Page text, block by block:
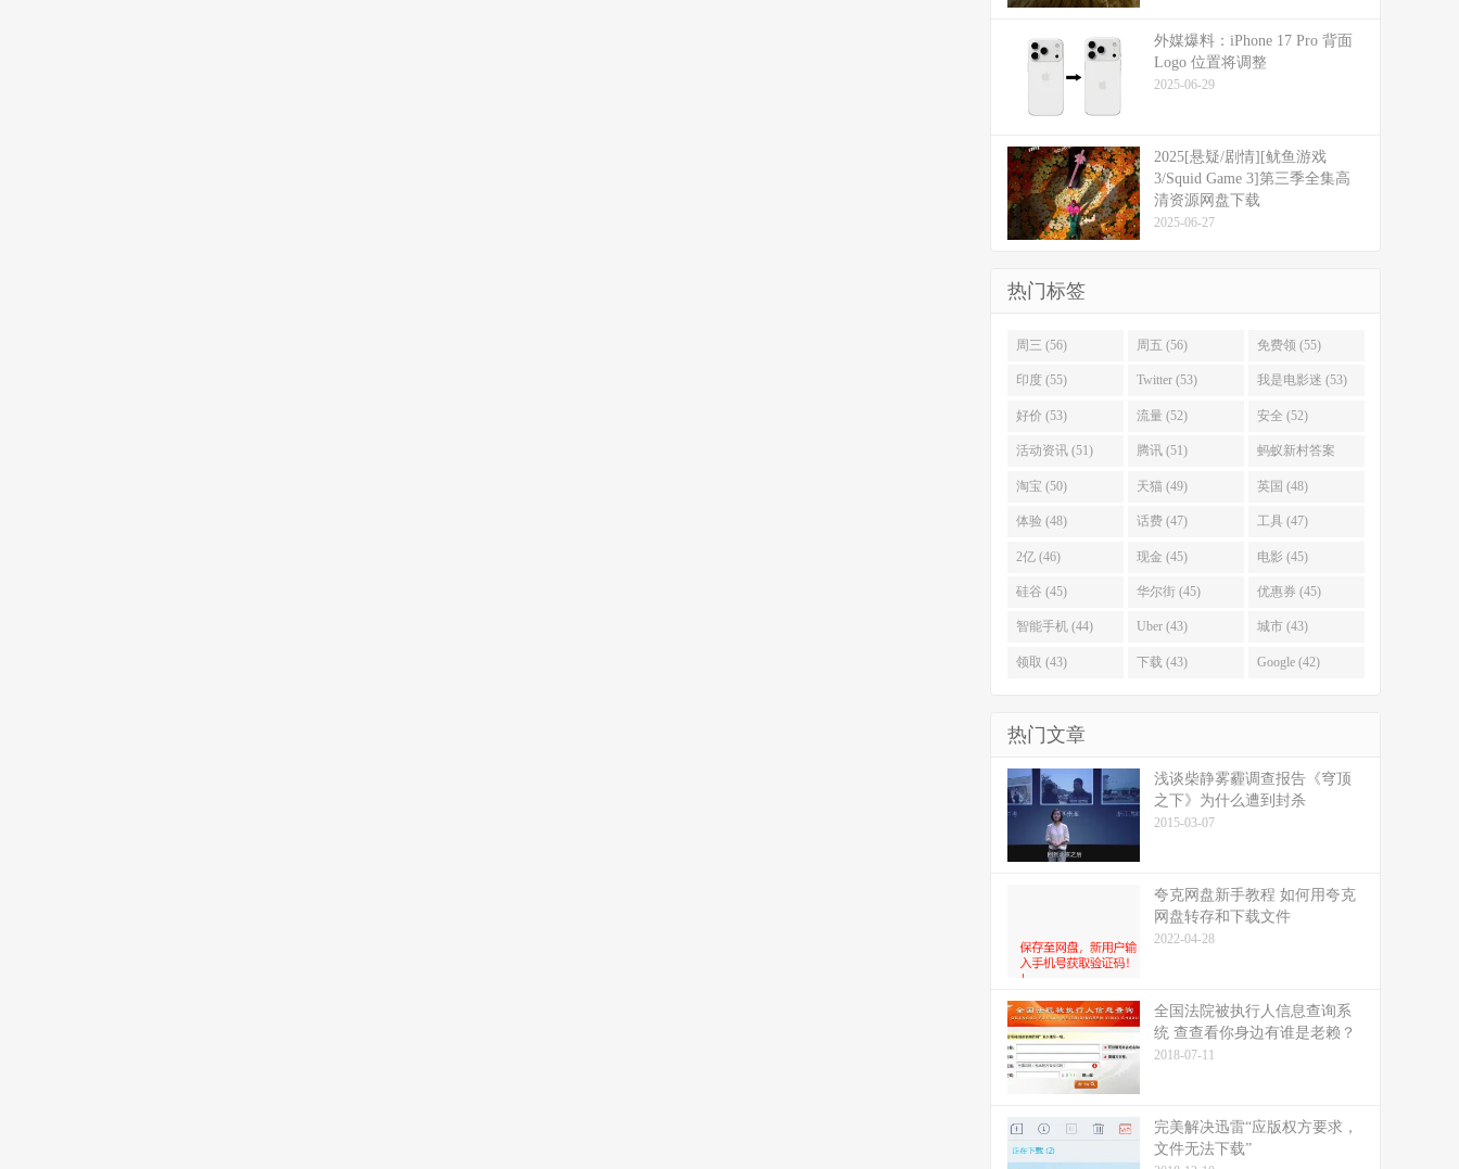
外媒爆料：​​iPhone 17 Pro 背面
Logo 位置将调整​​
2025-06-29
2025[悬疑/剧情][鱿鱼游戏
3/Squid Game 3]第三季全集高
清资源网盘下载
2025-06-27
热门标签
周三 (56) 周五 (56) 免费领 (55)
印度 (55) Twitter (53) 我是电影迷 (53)
好价 (53) 流量 (52) 安全 (52)
活动资讯 (51) 腾讯 (51) 蚂蚁新村答案
(51)
淘宝 (50) 天猫 (49) 英国 (48)
体验 (48) 话费 (47) 工具 (47)
2亿 (46) 现金 (45) 电影 (45)
硅谷 (45) 华尔街 (45) 优惠券 (45)
智能手机 (44) Uber (43) 城市 (43)
领取 (43) 下载 (43) Google (42)
热门文章
浅谈柴静雾霾调查报告《穹顶
之下》为什么遭到封杀
2015-03-07
夸克网盘新手教程 如何用夸克
网盘转存和下载文件
2022-04-28
全国法院被执行人信息查询系
统 查查看你身边有谁是老赖？
2018-07-11
完美解决迅雷“应版权方要求，
文件无法下载”